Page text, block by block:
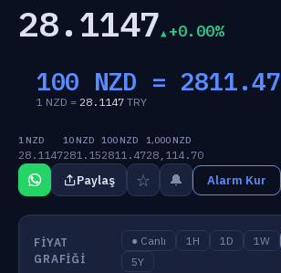
28.1147 +0.00%
100 NZD = 2811.47
1 NZD = 28.1147 TRY
1 NZD
28.1147
10 NZD
281.15
100 NZD
2811.47
1,000 NZD
28,114.70
Paylaş ☆ 🔔 Alarm Kur
FIYAT
GRAFIĞI
● Canlı 1H 1D 1W
5Y